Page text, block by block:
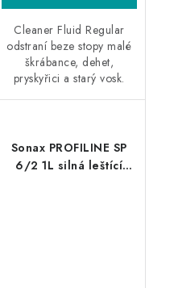
Cleaner Fluid Regular
odstraní beze stopy malé
škrábance, dehet,
pryskyřici a starý vosk.
Sonax PROFILINE SP
6/2 1L silná leštící